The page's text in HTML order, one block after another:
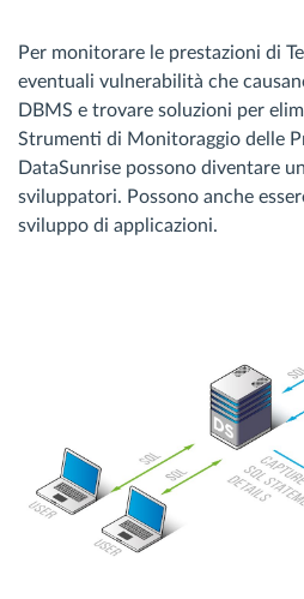
Per monitorare le prestazioni di
eventuali vulnerabilità che
DBMS e trovare soluzioni per
Strumenti di Monitoraggio delle
DataSunrise possono diventare
sviluppatori. Possono anche
sviluppo di applicazioni.